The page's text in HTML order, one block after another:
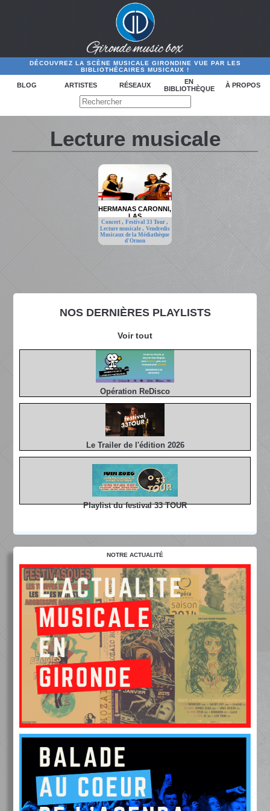
DÉCOUVREZ LA SCÈNE MUSICALE GIRONDINE VUE PAR LES
BIBLIOTHÉCAIRES MUSICAUX !
BLOG ARTISTES RÉSEAUX
EN
BIBLIOTHÈQUE
À PROPOS
NOS DERNIÈRES PLAYLISTS
Voir tout
Opération ReDisco
Le Trailer de l'édition 2026
Playlist du festival 33 TOUR
Lecture musicale
HERMANAS CARONNI,
LAS
Concert,Festival 33 Tour,
Lecture musicale , Vendredis
Musicaux de la Médiathèque
d'Ornon
NOTRE ACTUALITÉ